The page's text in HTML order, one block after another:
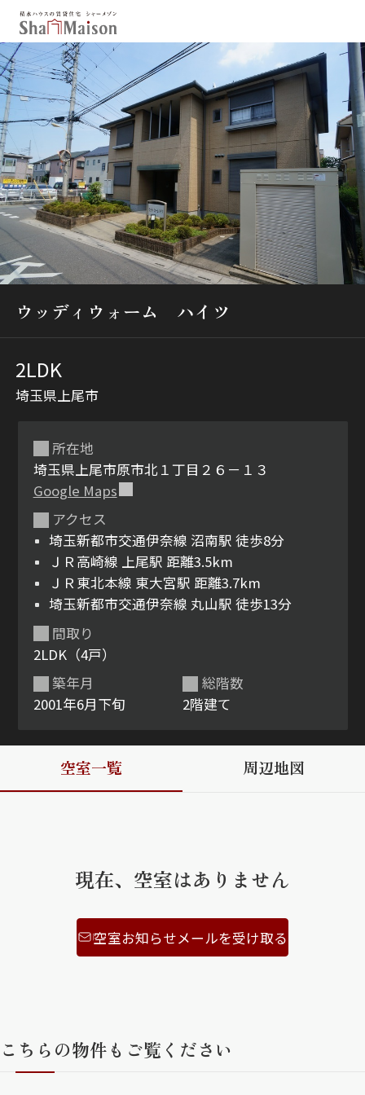
保存した条件
お気に入り
新着メール設定
最近見た物件
北海道 東北
関東
中部
関西
中国・四国
九州
市区郡・路線・駅から探す
通勤・通学時間から探す
地図から探す
シャーメゾンとは
シャーメゾンセレクショ
ン
ルームツアー
ShaMaison STYLE
自立型サービス付き・シニア向け
お問い合わせ・よくある質問
ウッディウォーム ハイツ
2LDK
埼玉県上尾市
所在地
埼玉県上尾市原市北１丁目２６－１３
Google Maps
アクセス
埼玉新都市交通伊奈線 沼南駅 徒歩8分
ＪＲ高崎線 上尾駅 距離3.5km
ＪＲ東北本線 東大宮駅 距離3.7km
埼玉新都市交通伊奈線 丸山駅 徒歩13分
築年月
2001年6月下旬
間取り
2LDK（4戸）
総階数
2階建て
空室一覧 周辺地図
現在、空室はありません
空室お知らせメールを受け取る
こちらの物件もご覧ください